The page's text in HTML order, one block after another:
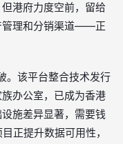
港府力度空前，留给
理和分销渠道——正
。该平台整合技术发行
办公室，已成为香港
施差异显著，需要钱
正提升数据可用性，